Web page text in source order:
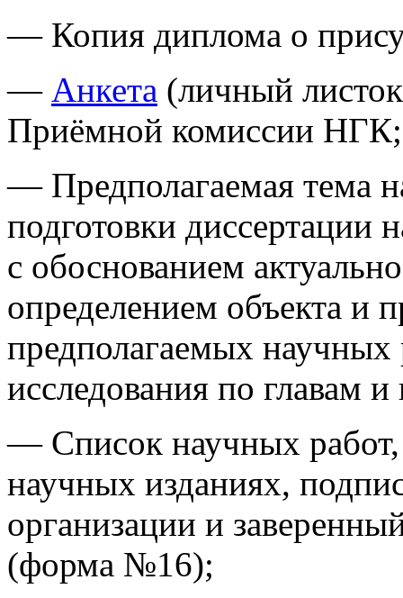
— Копия диплома о
— Анкета (личный
Приёмной комиссии НГК;
— Предполагаемая тема
подготовки диссертации
с обоснованием
определением объекта и
предполагаемых научных
исследования по главам
— Список научных
научных изданиях,
организации и
(форма №16);